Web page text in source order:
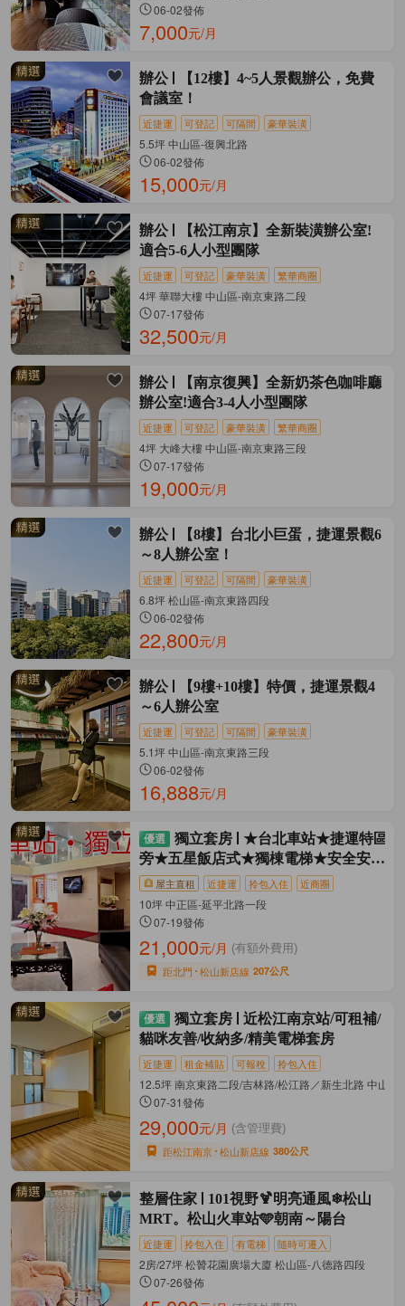
06-02發佈
7,000元/月
辦公
【12樓】4~5人景觀辦公，免費
會議室！
近捷運 可登記 可隔間 豪華裝潢
5.5坪 中山區-復興北路
06-02發佈
15,000元/月
辦公
【松江南京】全新裝潢辦公室!
適合5-6人小型團隊
近捷運 可登記 豪華裝潢 繁華商圈
4坪 華聯大樓 中山區-南京東路二段
07-17發佈
32,500元/月
辦公
【南京復興】全新奶茶色咖啡廳
辦公室!適合3-4人小型團隊
近捷運 可登記 豪華裝潢 繁華商圈
4坪 大峰大樓 中山區-南京東路三段
07-17發佈
19,000元/月
辦公
【8樓】台北小巨蛋，捷運景觀6
～8人辦公室！
近捷運 可登記 可隔間 豪華裝潢
6.8坪 松山區-南京東路四段
06-02發佈
22,800元/月
辦公
【9樓+10樓】特價，捷運景觀4
～6人辦公室
近捷運 可登記 可隔間 豪華裝潢
5.1坪 中山區-南京東路三段
06-02發佈
16,888元/月
獨立套房
★台北車站★捷運特區
旁★五星飯店式★獨棟電梯★安全安靜
乾淨★
屋主直租 近捷運 拎包入住 近商圈
10坪 中正區-延平北路一段
07-19發佈
21,000元/月 (有額外費用)
距北門 松山新店線 207公尺
獨立套房
近松江南京站/可租補/
貓咪友善/收納多/精美電梯套房
近捷運 租金補貼 可報稅 拎包入住
12.5坪 南京東路二段/吉林路/松江路／新生北路 中山區
07-31發佈
29,000元/月 (含管理費)
距松江南京 松山新店線 380公尺
整層住家
101視野🍹明亮通風❄松山
MRT。松山火車站🩵朝南～陽台
近捷運 拎包入住 有電梯 隨時可遷入
2房/27坪 松贊花園廣場大廈 松山區-八德路四段
07-26發佈